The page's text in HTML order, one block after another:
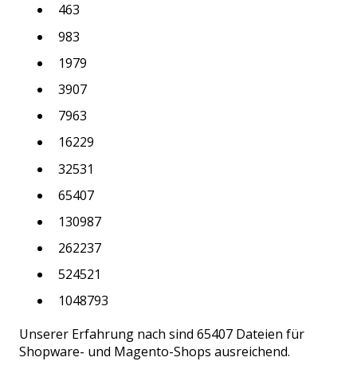
463
983
1979
3907
7963
16229
32531
65407
130987
262237
524521
1048793
Unserer Erfahrung nach sind 65407 Dateien für
Shopware- und Magento-Shops ausreichend.